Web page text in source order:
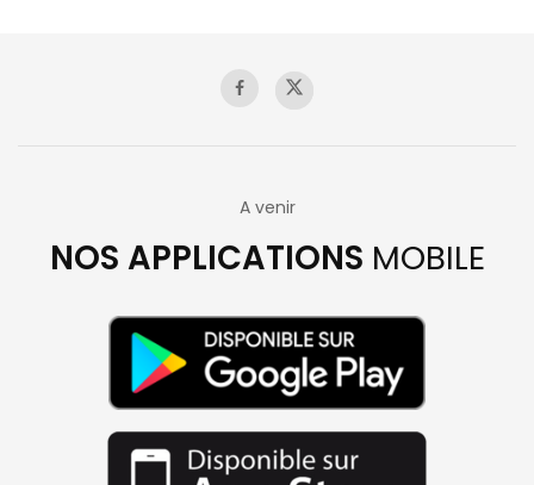
A venir
NOS APPLICATIONS MOBILE